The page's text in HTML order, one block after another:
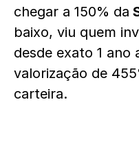
chegar a 150% da
baixo, viu quem
desde exato 1 ano
valorização de
carteira.